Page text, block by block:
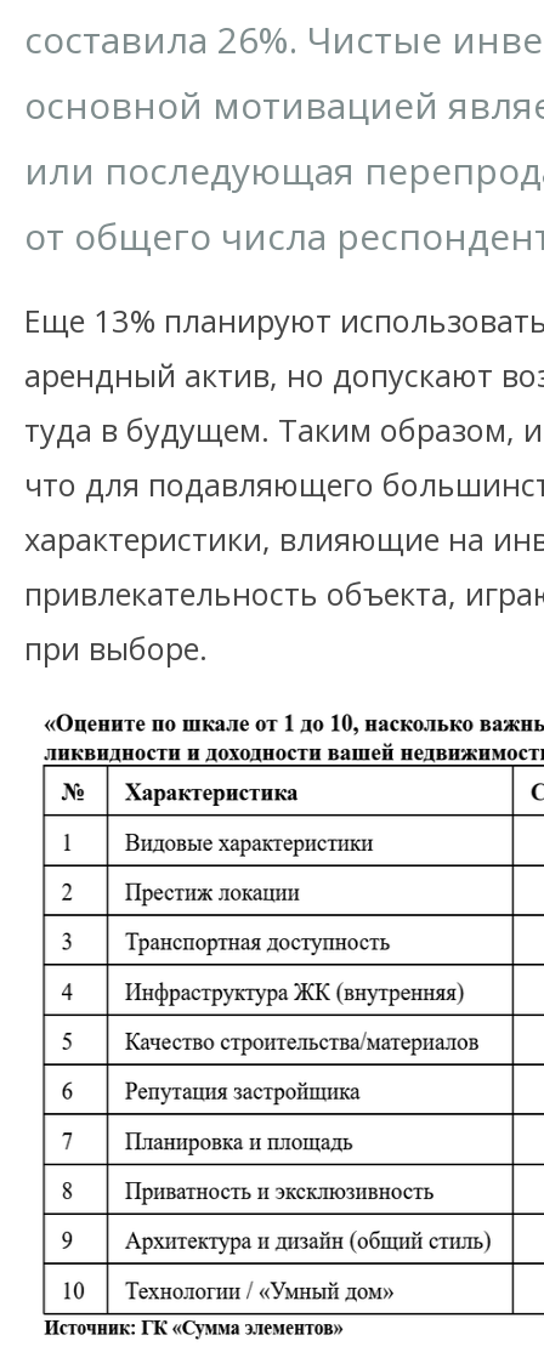
составила 26%. Чистые
основной мотивацией
или последующая
от общего числа
Еще 13% планируют
арендный актив, но допускают
туда в будущем. Таким образом,
что для подавляющего
характеристики, влияющие на
привлекательность объекта,
при выборе.